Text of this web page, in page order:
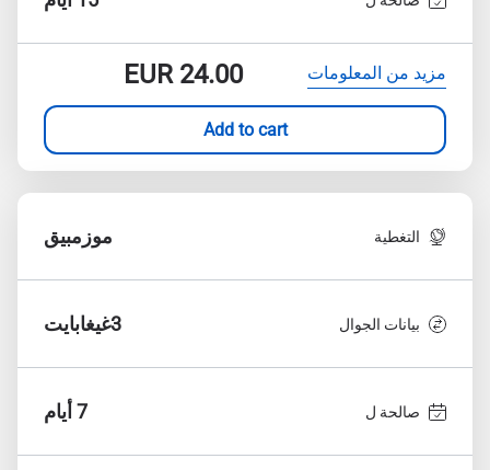
مزيد من المعلومات EUR24.00
Add to cart
التغطية موزمبيق
بيانات الجوال 3غيغابايت
صالحة ل 7 أيام